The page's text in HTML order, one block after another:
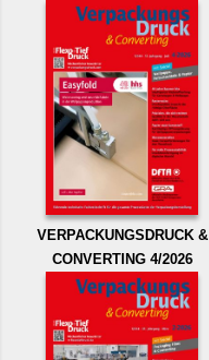
VERPACKUNGSDRUCK &
CONVERTING 4/2026